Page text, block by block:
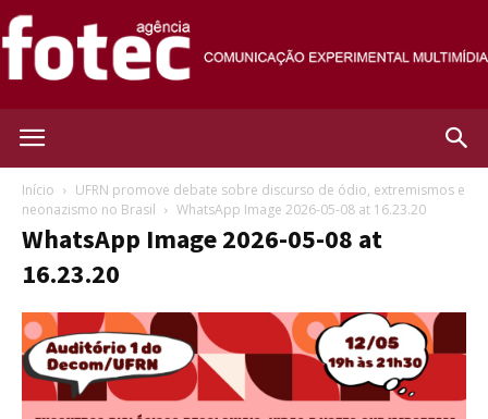
Fotec
Início
UFRN promove debate sobre discurso de ódio, extremismos e
neonazismo no Brasil
WhatsApp Image 2026-05-08 at 16.23.20
WhatsApp Image 2026-05-08 at
16.23.20